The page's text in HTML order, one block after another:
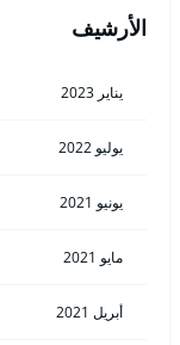
الأرشيف
يناير 2023
يوليو 2022
يونيو 2021
مايو 2021
أبريل 2021